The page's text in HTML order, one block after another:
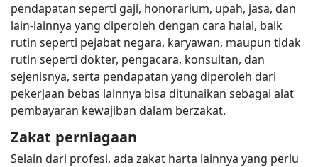
pendapatan seperti gaji, honorarium, upah, jasa, dan
lain-lainnya yang diperoleh dengan cara halal, baik
rutin seperti pejabat negara, karyawan, maupun tidak
rutin seperti dokter, pengacara, konsultan, dan
sejenisnya, serta pendapatan yang diperoleh dari
pekerjaan bebas lainnya bisa ditunaikan sebagai alat
pembayaran kewajiban dalam berzakat.
Zakat perniagaan
Selain dari profesi, ada zakat harta lainnya yang perlu